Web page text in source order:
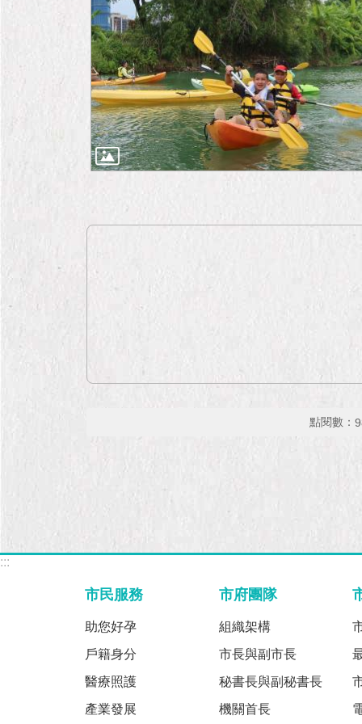
點閱數：
:::
市民服務
助您好孕
戶籍身分
醫療照護
產業發展
市府團隊
組織架構
市長與副市長
秘書長與副秘書長
機關首長